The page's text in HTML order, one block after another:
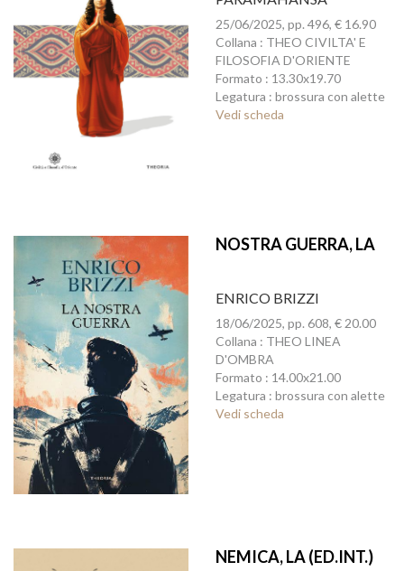
25/06/2025, pp. 496, € 16.90
Collana : THEO CIVILTA' E
FILOSOFIA D'ORIENTE
Formato : 13.30x19.70
Legatura : brossura con alette
Vedi scheda
NOSTRA GUERRA, LA
ENRICO BRIZZI
18/06/2025, pp. 608, € 20.00
Collana : THEO LINEA
D'OMBRA
Formato : 14.00x21.00
Legatura : brossura con alette
Vedi scheda
NEMICA, LA (ED.INT.)